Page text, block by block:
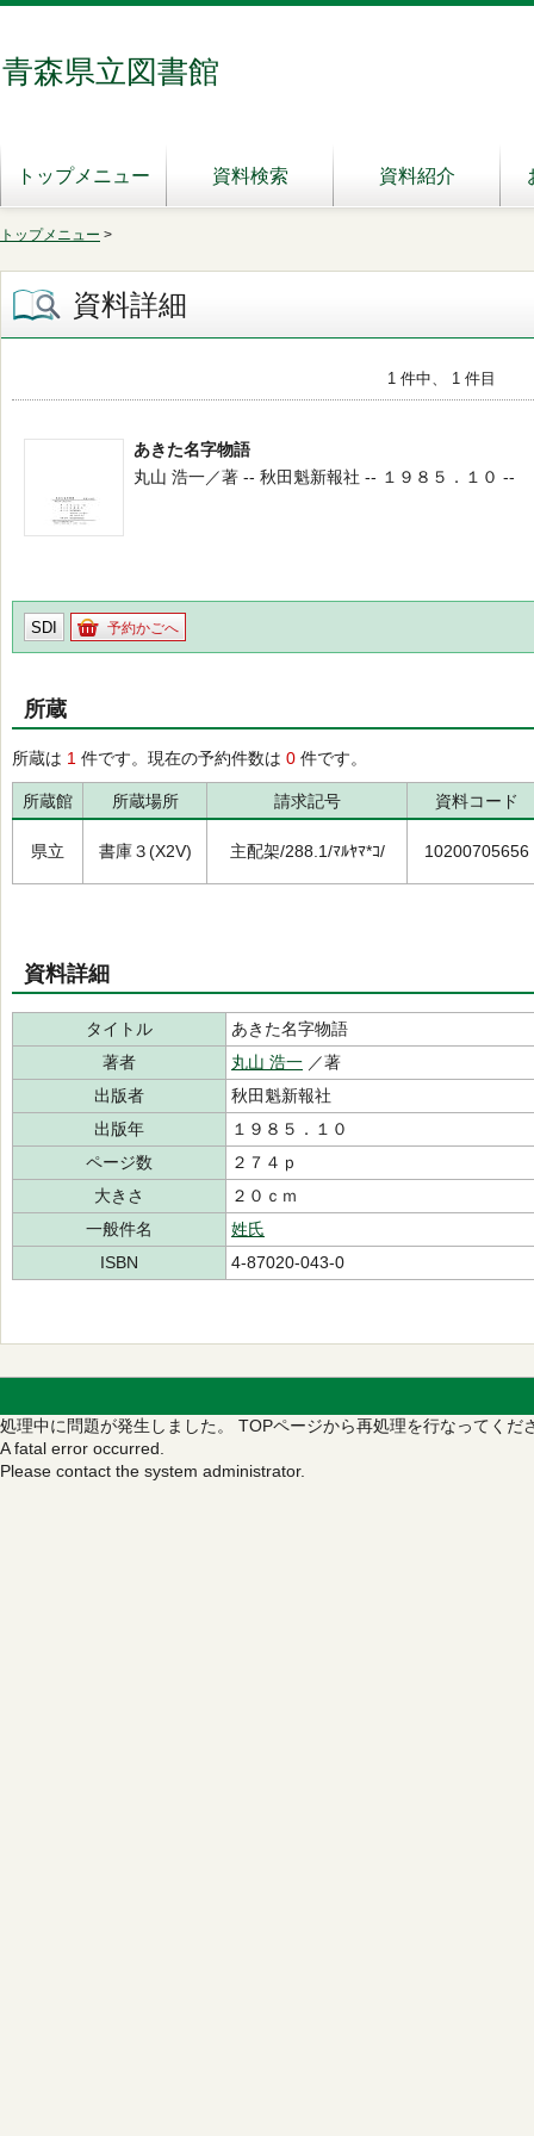
青森県立図書館
トップメニュー 資料検索 資料紹介
トップメニュー >
資料詳細
1 件中、 1 件目
あきた名字物語
丸山 浩一／著 -- 秋田魁新報社 -- １９８５．１０ --
SDI 予約かごへ
所蔵
所蔵は 1 件です。現在の予約件数は 0 件です。
所蔵館 所蔵場所 請求記号 資料コード
県立 書庫３(X2V) 主配架/288.1/ﾏﾙﾔﾏ*ｺ/ 10200705656
資料詳細
タイトル
あきた名字物語
著者
丸山 浩一 ／著
出版者
秋田魁新報社
出版年
１９８５．１０
ページ数
２７４ｐ
大きさ
２０ｃｍ
一般件名
姓氏
ISBN
4-87020-043-0
処理中に問題が発生しました。 TOPページから再処理を行なってくだ
A fatal error occurred.
Please contact the system administrator.